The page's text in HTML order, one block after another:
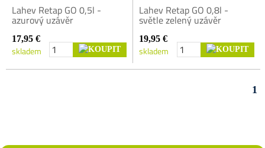
Lahev Retap GO 0,5l -
azurový uzávěr
17,95 €
skladem
Lahev Retap GO 0,8l -
světle zelený uzávěr
19,95 €
skladem
1